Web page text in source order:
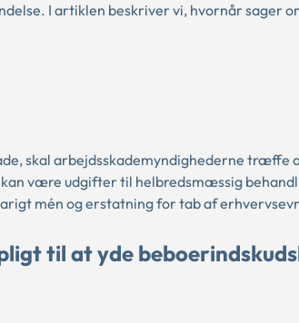
I artiklen beskriver vi, hvornår sager
skal arbejdsskademyndighederne træffe
være udgifter til helbredsmæssig
mén og erstatning for tab af
til at yde